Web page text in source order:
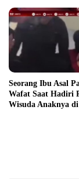
Seorang Ibu Asal
Wafat Saat Hadiri
Wisuda Anaknya